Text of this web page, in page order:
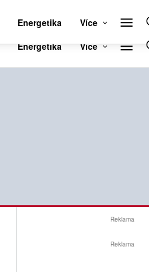
Energetika Více
Reklama
Reklama